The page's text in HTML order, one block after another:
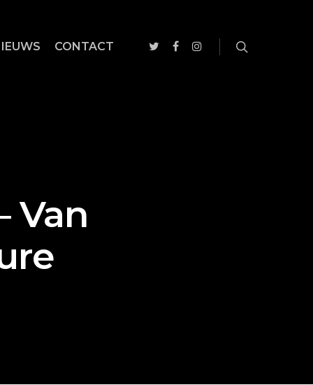
CONTACT
Van